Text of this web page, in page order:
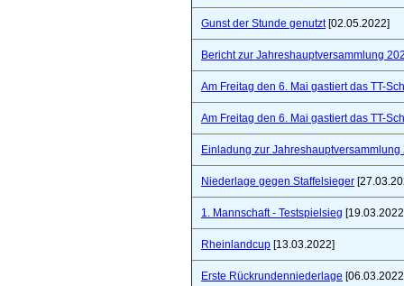
Gunst der Stunde genutzt[02.05.2022]
Bericht zur Jahreshauptversammlung
Am Freitag den 6. Mai gastiert das TT-
Am Freitag den 6. Mai gastiert das TT-
Einladung zur Jahreshauptversammlung
Niederlage gegen Staffelsieger
1. Mannschaft - Testspielsieg
Rheinlandcup [13.03.2022]
Erste Rückrundenniederlage